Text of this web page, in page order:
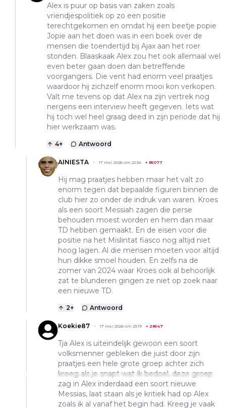
Alex is puur op basis van zaken zoals
vriendjespolitiek op zo een positie
terechtgekomen en omdat hij een beetje popie
Jopie aan het doen was in een boek over de
mensen die toendertijd bij Ajax aan het roer
stonden. Blaaskaak Alex zou het ook allemaal wel
even beter gaan doen dan betreffende
voorgangers. Die vent had enorm veel praatjes
waardoor hij zichzelf enorm mooi kon verkopen.
Valt me tevens op dat Alex na zijn vertrek nog
nergens een interview heeft gegeven. Iets wat
hij toch wel heel graag deed in zijn periode dat hij
hier werkzaam was.
4+ Antwoord
AINIESTA 17 mei 2026 om 22:34 + 85077
Hij mag praatjes hebben maar het valt zo
enorm tegen dat bepaalde figuren binnen de
club hier zo onder de indruk van waren. Kroes
als een soort Messiah zagen die perse
behouden moest worden en hem dan maar
TD hebben gemaakt. En de eisen voor die
positie na het Mislintat fiasco nog altijd niet
hoog lagen. Al die mensen moeten voor altijd
hun dikke smoel houden. En zelfs na de
zomer van 2024 waar Kroes ook al behoorlijk
zat te blunderen gingen ze niet op zoek naar
een nieuwe TD.
2+ Antwoord
Koekie87 17 mei 2026 om 23:19 + 28547
Tja Alex is uiteindelijk gewoon een soort
volksmenner gebleken die juist door zijn
praatjes een hele grote groep achter zich
kreeg als je snapt wat ik bedoel, deze groep
zag in Alex inderdaad een soort nieuwe
Messias, laat staan als je kritiek had op Alex
zoals ik al vanaf het begin had. Kreeg je vaak